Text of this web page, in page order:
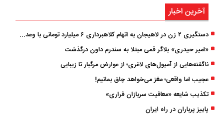
آخرین اخبار
دستگیری ۲ زن در لاهیجان به اتهام کلاهبرداری ۶ میلیارد تومانی با وعده وام
«امیر حیدری» بلاگر قمی مبتلا به سندرم داون درگذشت
ناگفته‌هایی از آمپول‌های لاغری؛ از عوارض مرگبار تا زیبایی
عجیب اما واقعی؛ مغز می‌خواهد چاق بمانیم!
تکذیب شایعه «معافیت سربازان فراری»
پاییز پرباران در راه ایران